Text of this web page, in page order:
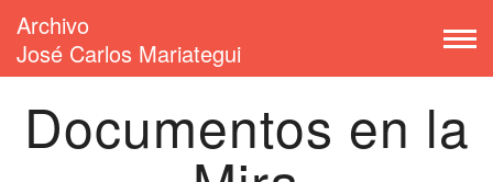
Archivo
José Carlos Mariategui
Documentos en la